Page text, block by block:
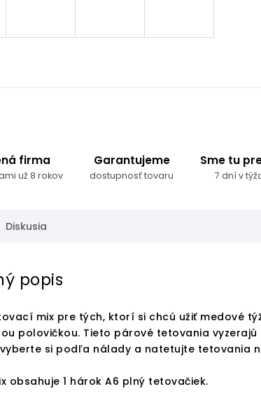
firma
už 8 rokov
Garantujeme
dostupnosť tovaru
Sme tu
7 dní v
Diskusia
popis
mix pre tých, ktorí si chcú užiť medové
polovičkou. Tieto párové tetovania
si podľa nálady a natetujte tetovania
obsahuje 1 hárok A6 plný tetovačiek.